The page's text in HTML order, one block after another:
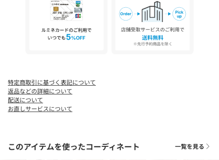
※照明の関係により、実際よりも色味が違って見える場合があり
ます。また、パソコン・スマートフォンなどの環境により、若干
製品と画像のカラーが異なる場合もございます。
特定商取引に基づく表記について
返品などの詳細について
配送について
お直しサービスについて
このアイテムを使ったコーディネート 一覧を見る